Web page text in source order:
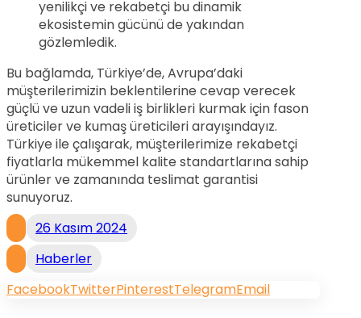
yenilikçi ve rekabetçi bu dinamik
ekosistemin gücünü de yakından
gözlemledik.
Bu bağlamda, Türkiye’de, Avrupa’daki
müşterilerimizin beklentilerine cevap verecek
güçlü ve uzun vadeli iş birlikleri kurmak için fason
üreticiler ve kumaş üreticileri arayışındayız.
Türkiye ile çalışarak, müşterilerimize rekabetçi
fiyatlarla mükemmel kalite standartlarına sahip
ürünler ve zamanında teslimat garantisi
sunuyoruz.
26 Kasım 2024
Haberler
FacebookTwitterPinterestTelegramEmail